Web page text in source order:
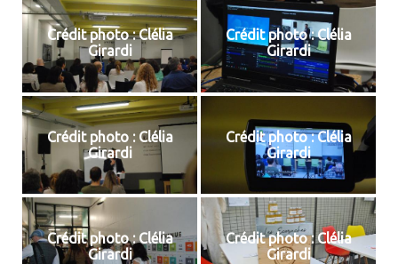
Crédit photo : Clélia
Girardi
Crédit photo : Clélia
Girardi
Crédit photo : Clélia
Girardi
Crédit photo : Clélia
Girardi
Crédit photo : Clélia
Girardi
Crédit photo : Clélia
Girardi